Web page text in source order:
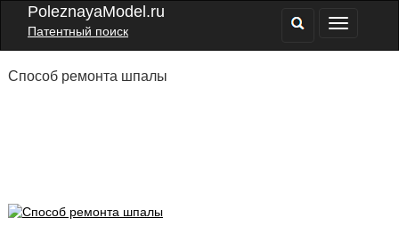
PoleznayaModel.ru
Патентный поиск
Способ ремонта шпалы